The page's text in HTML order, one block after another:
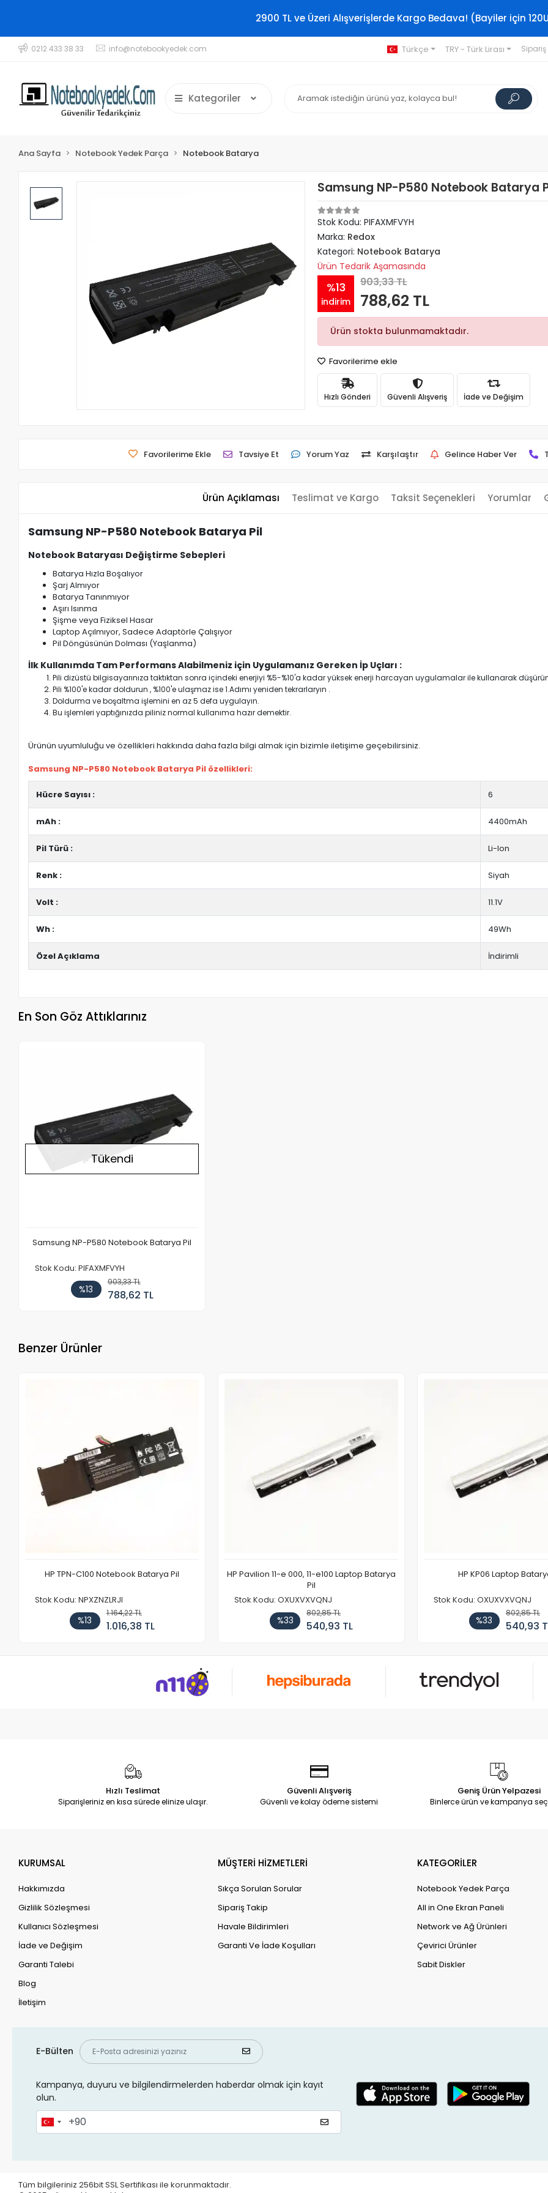
2900 TL ve Üzeri Alışverişlerde Kargo Bedava! (Bayiler için
0212 433 38 33 info@notebookyedek.com Türkçe TRY - Türk Lirası
Kategoriler
Ana Sayfa Notebook Yedek Parça Notebook Batarya
Samsung NP-P580 Notebook Batarya
Stok Kodu: PIFAXMFVYH
Marka: Redox
Kategori: Notebook Batarya
Ürün Tedarik Aşamasında
%13
indirim
903,33 TL
788,62 TL
Ürün stokta bulunmamaktadır.
Favorilerime ekle
Hızlı Gönderi Güvenli Alışveriş İade ve Değişim
Favorilerime Ekle Tavsiye Et Yorum Yaz Karşılaştır Gelince Haber Ver
Ürün Açıklaması Teslimat ve Kargo Taksit Seçenekleri Yorumlar
Samsung NP-P580 Notebook Batarya Pil
Notebook Bataryası Değiştirme Sebepleri
Batarya Hızla Boşalıyor
Şarj Almıyor
Batarya Tanınmıyor
Aşırı Isınma
Şişme veya Fiziksel Hasar
Laptop Açılmıyor, Sadece Adaptörle Çalışıyor
Pil Döngüsünün Dolması (Yaşlanma)
İlk Kullanımda Tam Performans Alabilmeniz için Uygulamanız Gereken İp Uçları :
Pili dizüstü bilgisayarınıza taktıktan sonra içindeki enerjiyi %5-%10'a kadar yüksek enerji harcayan uygulamalar ile kullanarak
Pili %100'e kadar doldurun , %100'e ulaşmaz ise 1.Adımı yeniden tekrarlaryın .
Doldurma ve boşaltma işlemini en az 5 defa uygulayın.
Bu işlemleri yaptığınızda piliniz normal kullanıma hazır demektir.
Ürünün uyumluluğu ve özellikleri hakkında daha fazla bilgi almak için bizimle iletişime geçebilirsiniz.
Samsung NP-P580 Notebook Batarya Pil özellikleri:
Hücre Sayısı : 6
mAh : 4400mAh
Pil Türü : Li-Ion
Renk : Siyah
Volt : 11.1V
Wh : 49Wh
Özel Açıklama İndirimli
En Son Göz Attıklarınız
Tükendi
Samsung NP-P580 Notebook Batarya Pil
Stok Kodu: PIFAXMFVYH
%13
903,33 TL
788,62 TL
Benzer Ürünler
HP TPN-C100 Notebook Batarya Pil
Stok Kodu: NPXZNZLRJI
%13
1.164,22 TL
1.016,38 TL
HP Pavilion 11-e 000, 11-e100 Laptop Batarya
Pil
Stok Kodu: OXUXVXVQNJ
%33
802,85 TL
540,93 TL
HP KP06 Laptop
Stok Kodu: OXUXVXVQNJ
%33
802,85 TL
540,93
Hızlı Teslimat
Siparişleriniz en kısa sürede elinize ulaşır.
Güvenli Alışveriş
Güvenli ve kolay ödeme sistemi
Geniş Ürün Yelpazesi
Binlerce ürün ve kampanya
KURUMSAL
Hakkımızda
Gizlilik Sözleşmesi
Kullanıcı Sözleşmesi
İade ve Değişim
Garanti Talebi
Blog
İletişim
MÜŞTERİ HİZMETLERİ
Sıkça Sorulan Sorular
Sipariş Takip
Havale Bildirimleri
Garanti Ve İade Koşulları
KATEGORİLER
Notebook Yedek Parça
All in One Ekran Paneli
Network ve Ağ Ürünleri
Çevirici Ürünler
Sabit Diskler
E-Bülten
Kampanya, duyuru ve bilgilendirmelerden haberdar olmak için kayıt
olun.
Tüm bilgileriniz 256bit SSL Sertifikası ile korunmaktadır.